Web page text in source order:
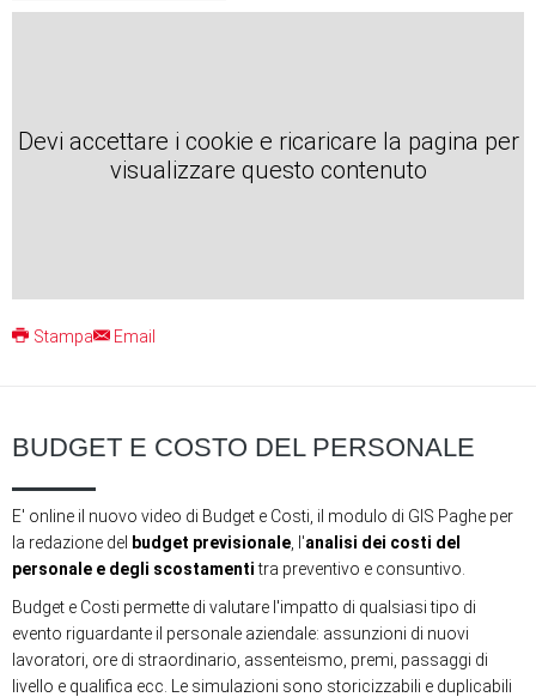
Devi accettare i cookie e ricaricare la pagina per
visualizzare questo contenuto
Stampa Email
BUDGET E COSTO DEL PERSONALE
E' online il nuovo video di Budget e Costi, il modulo di GIS Paghe per
la redazione del budget previsionale , l'analisi dei costi del
personale e degli scostamentitra preventivo e consuntivo.
Budget e Costi permette di valutare l'impatto di qualsiasi tipo di
evento riguardante il personale aziendale: assunzioni di nuovi
lavoratori, ore di straordinario, assenteismo, premi, passaggi di
livello e qualifica ecc. Le simulazioni sono storicizzabili e duplicabili